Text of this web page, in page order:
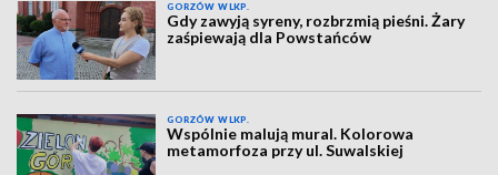
GORZÓW WLKP.
Gdy zawyją syreny, rozbrzmią pieśni. Żary
zaśpiewają dla Powstańców
GORZÓW WLKP.
Wspólnie malują mural. Kolorowa
metamorfoza przy ul. Suwalskiej